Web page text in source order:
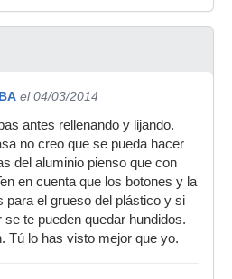
el 04/03/2014
antes rellenando y lijando.
no creo que se pueda hacer
del aluminio pienso que con
en cuenta que los botones y la
para el grueso del plástico y si
te pueden quedar hundidos.
Tú lo has visto mejor que yo.